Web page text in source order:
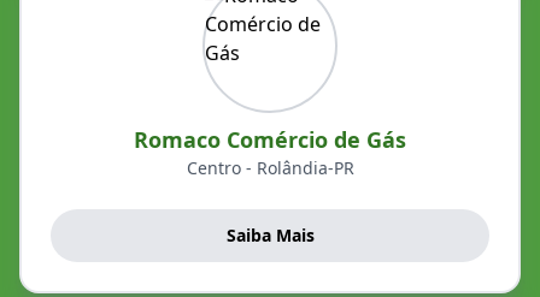
Romaco Comércio de Gás
Centro - Rolândia-PR
Saiba Mais